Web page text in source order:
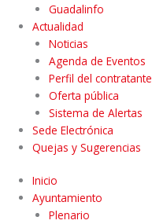
Guadalinfo
Actualidad
Noticias
Agenda de Eventos
Perfil del contratante
Oferta pública
Sistema de Alertas
Sede Electrónica
Quejas y Sugerencias
Inicio
Ayuntamiento
Plenario